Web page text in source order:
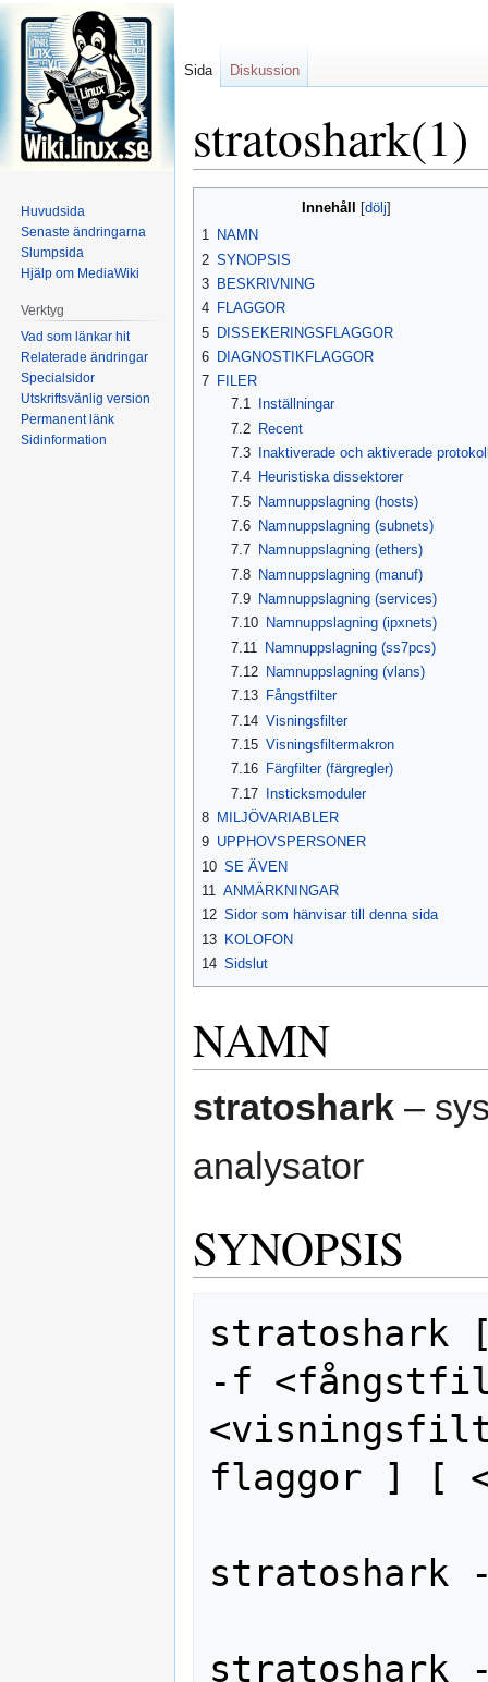
stratoshark(1)
Innehåll
1 NAMN
2 SYNOPSIS
3 BESKRIVNING
4 FLAGGOR
5 DISSEKERINGSFLAGGOR
6 DIAGNOSTIKFLAGGOR
7 FILER
7.1
Inställningar
7.2 Recent
7.3
Inaktiverade och aktiverade
7.4
Heuristiska dissektorer
7.5 Namnuppslagning (hosts)
7.6
Namnuppslagning (subnets)
7.7
Namnuppslagning (ethers)
7.8 Namnuppslagning (manuf)
7.9
Namnuppslagning (services)
7.10
Namnuppslagning (ipxnets)
7.11
Namnuppslagning (ss7pcs)
7.12
Namnuppslagning (vlans)
7.13
Fångstfilter
7.14 Visningsfilter
7.15 Visningsfiltermakron
7.16
Färgfilter (färgregler)
7.17 Insticksmoduler
8 MILJÖVARIABLER
9 UPPHOVSPERSONER
10 SE ÄVEN
11
ANMÄRKNINGAR
12 Sidor som hänvisar till denna sida
13 KOLOFON
14 Sidslut
NAMN
stratoshark –
analysator
SYNOPSIS
-f
flaggor ] [
stratoshark
Sida Diskussion
Huvudsida
Senaste ändringarna
Slumpsida
Hjälp om MediaWiki
Verktyg
Vad som länkar hit
Relaterade ändringar
Specialsidor
Utskriftsvänlig version
Permanent länk
Sidinformation